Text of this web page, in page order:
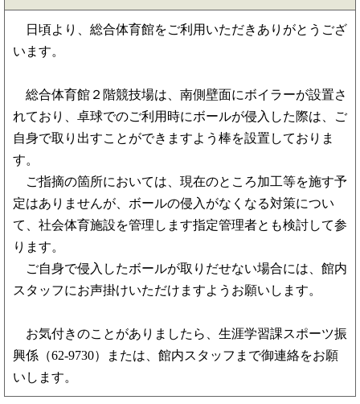
日頃より、総合体育館をご利用いただきありがとうござ
います。
総合体育館２階競技場は、南側壁面にボイラーが設置さ
れており、卓球でのご利用時にボールが侵入した際は、ご
自身で取り出すことができますよう棒を設置しておりま
す。
ご指摘の箇所においては、現在のところ加工等を施す予
定はありませんが、ボールの侵入がなくなる対策につい
て、社会体育施設を管理します指定管理者とも検討して参
ります。
ご自身で侵入したボールが取りだせない場合には、館内
スタッフにお声掛けいただけますようお願いします。
お気付きのことがありましたら、生涯学習課スポーツ振
興係（62-9730）または、館内スタッフまで御連絡をお願
いします。